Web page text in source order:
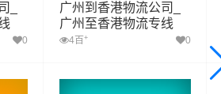
_
0
广州到香港物流公司_
广州至香港物流专线
4百 + 0